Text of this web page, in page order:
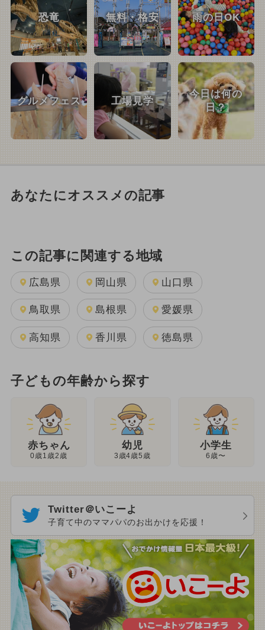
恐竜 無料・格安 雨の日OK
グルメフェス 工場見学
今日は何の
日？
あなたにオススメの記事
この記事に関連する地域
広島県 岡山県 山口県
鳥取県 島根県 愛媛県
高知県 香川県 徳島県
子どもの年齢から探す
赤ちゃん
0歳1歳2歳
幼児
3歳4歳5歳
小学生
6歳〜
Twitter＠いこーよ
子育て中のママパパのお出かけを応援！